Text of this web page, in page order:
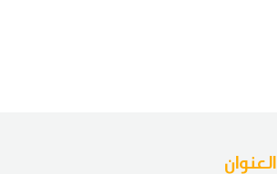
العنوان